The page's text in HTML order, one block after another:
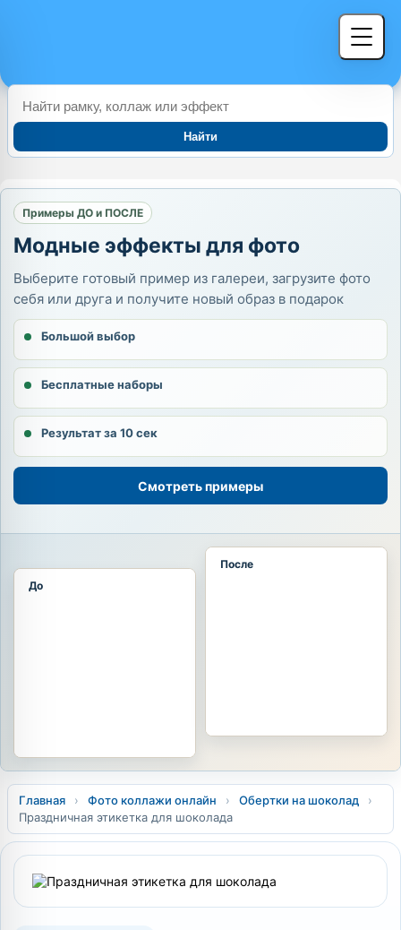
Найти
Примеры ДО и ПОСЛЕ
Модные эффекты для фото
Выберите готовый пример из галереи, загрузите фото
себя или друга и получите новый образ в подарок
Большой выбор
Бесплатные наборы
Результат за 10 сек
Смотреть примеры
До
После
Главная › Фото коллажи онлайн › Обертки на шоколад
›
Праздничная этикетка для шоколада